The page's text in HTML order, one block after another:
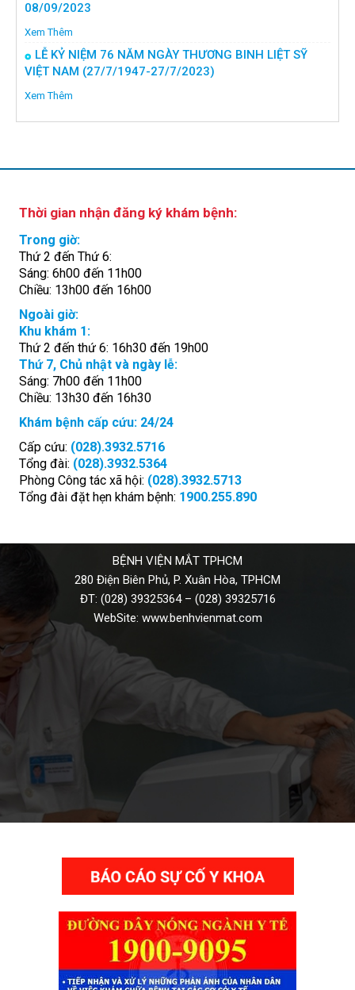
08/09/2023
Xem Thêm
LỄ KỶ NIỆM 76 NĂM NGÀY THƯƠNG BINH LIỆT SỸ
VIỆT NAM (27/7/1947-27/7/2023)
Xem Thêm
Thời gian nhận đăng ký khám bệnh:
Trong giờ:
Thứ 2 đến Thứ 6:
Sáng: 6h00 đến 11h00
Chiều: 13h00 đến 16h00
Ngoài giờ:
Khu khám 1:
Thứ 2 đến thứ 6: 16h30 đến 19h00
Thứ 7, Chủ nhật và ngày lễ:
Sáng: 7h00 đến 11h00
Chiều: 13h30 đến 16h30
Khám bệnh cấp cứu: 24/24
Cấp cứu: (028).3932.5716
Tổng đài: (028).3932.5364
Phòng Công tác xã hội: (028).3932.5713
Tổng đài đặt hẹn khám bệnh: 1900.255.890
BỆNH VIỆN MẮT TPHCM
280 Điện Biên Phủ, P. Xuân Hòa, TPHCM
ĐT: (028) 39325364– (028) 39325716
WebSite: www.benhvienmat.com